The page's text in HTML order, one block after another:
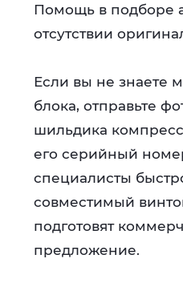
Помощь в подборе
отсутствии
Если вы не знаете
блока, отправьте
шильдика
его серийный
специалисты
совместимый
подготовят
предложение.